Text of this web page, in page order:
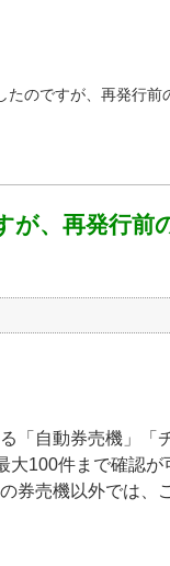
たのですが、再発行前
が、再発行前
「自動券売機」「
100件まで確認
券売機以外では、